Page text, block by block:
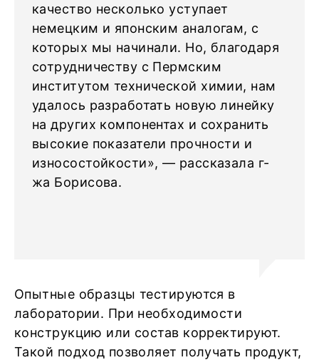
качество несколько уступает
немецким и японским аналогам, с
которых мы начинали. Но, благодаря
сотрудничеству с Пермским
институтом технической химии, нам
удалось разработать новую линейку
на других компонентах и сохранить
высокие показатели прочности и
износостойкости», — рассказала г-
жа Борисова.
Опытные образцы тестируются в
лаборатории. При необходимости
конструкцию или состав корректируют.
Такой подход позволяет получать продукт,